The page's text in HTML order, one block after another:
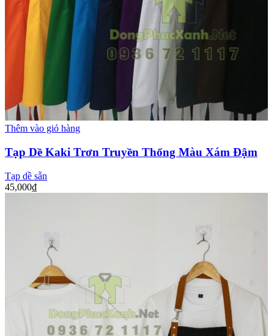
Thêm vào giỏ hàng
Tạp Dề Kaki Trơn Truyền Thống Màu Xám Đậm
Tạp dề sẵn
45,000₫